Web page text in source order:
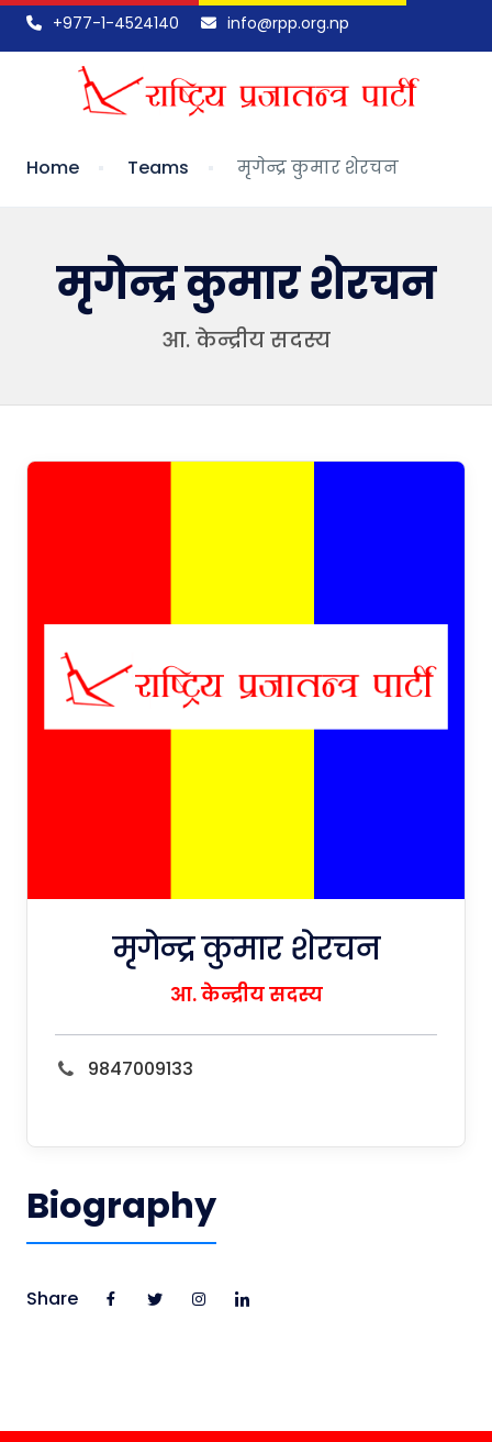
+977-1-4524140 info@rpp.org.np
Home Teams मृगेन्द्र कुमार शेरचन
मृगेन्द्र कुमार शेरचन
आ. केन्द्रीय सदस्य
मृगेन्द्र कुमार शेरचन
आ. केन्द्रीय सदस्य
9847009133
Biography
Share